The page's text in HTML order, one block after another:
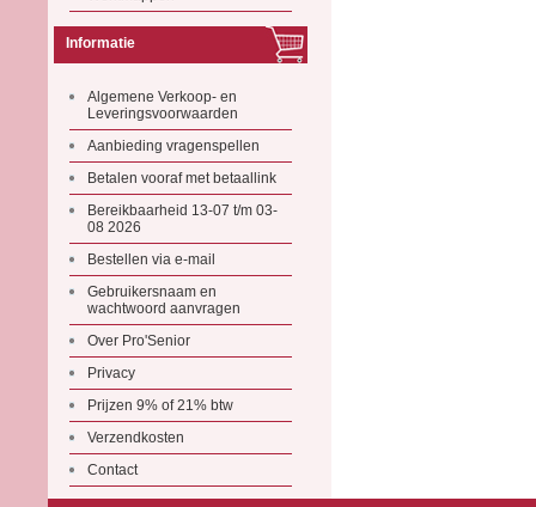
Informatie
Algemene Verkoop- en
Leveringsvoorwaarden
Aanbieding vragenspellen
Betalen vooraf met betaallink
Bereikbaarheid 13-07 t/m 03-
08 2026
Bestellen via e-mail
Gebruikersnaam en
wachtwoord aanvragen
Over Pro'Senior
Privacy
Prijzen 9% of 21% btw
Verzendkosten
Contact